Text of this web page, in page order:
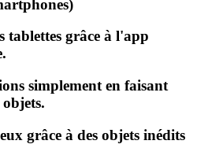
tablettes grâce à l'app
simplement en faisant
objets.
grâce à des objets inédits